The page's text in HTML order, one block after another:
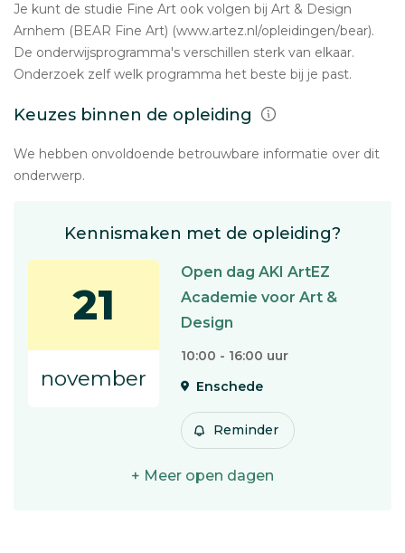
Je kunt de studie Fine Art ook volgen bij Art & Design
Arnhem (BEAR Fine Art) (www.artez.nl/opleidingen/bear).
De onderwijsprogramma's verschillen sterk van elkaar.
Onderzoek zelf welk programma het beste bij je past.
Keuzes binnen de opleiding
We hebben onvoldoende betrouwbare informatie over dit
onderwerp.
Kennismaken met de opleiding?
21
november
Open dag AKI ArtEZ
Academie voor Art &
Design
10:00 - 16:00 uur
Enschede
Reminder
+ Meer open dagen